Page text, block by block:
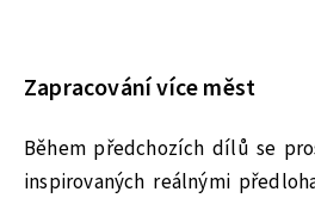
Zapracování více měst
Během předchozích dílů se
inspirovaných reálnými